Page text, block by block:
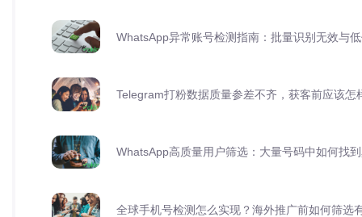
WhatsApp异常账号检测指南：批量识别无效与
Telegram打粉数据质量参差不齐，获客前应该怎
WhatsApp高质量用户筛选：大量号码中如何找
全球手机号检测怎么实现？海外推广前如何筛选